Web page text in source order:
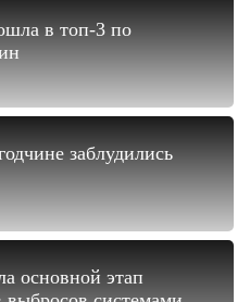
в топ-3 по
заблудились
основной этап